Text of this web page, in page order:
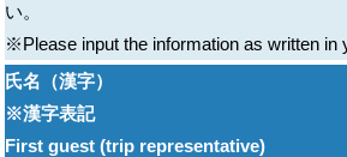
い。
※Please input the information as written in
氏名（漢字）
※漢字表記
First guest (trip representative)